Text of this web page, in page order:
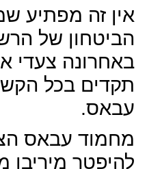
אין זה מפתיע
הביטחון של
באחרונה צעדי
תקדים בכל
עבאס.
מחמוד עבאס
להיפטר